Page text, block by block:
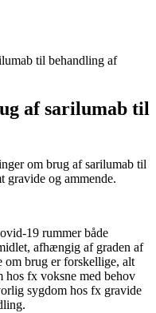
til behandling af
af sarilumab til
om brug af sarilumab til
gravide og ammende.
19 rummer både
afhængig af graden af
om brug er forskellige, alt
hos fx voksne med behov
sygdom hos fx gravide